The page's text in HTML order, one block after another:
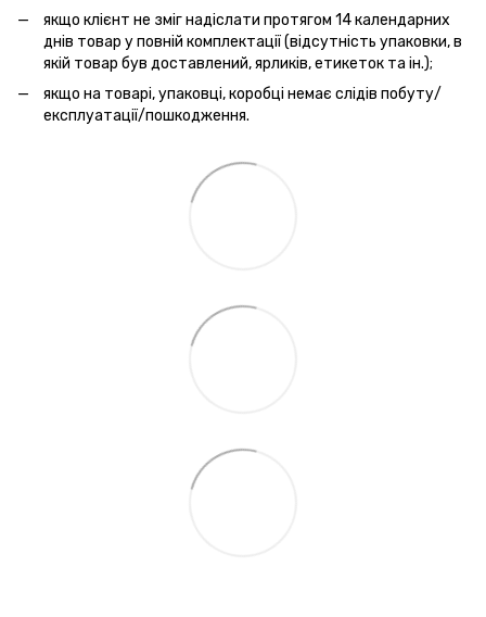
якщо клієнт не зміг надіслати протягом 14 календарних
днів товар у повній комплектації (відсутність упаковки, в
якій товар був доставлений, ярликів, етикеток та ін.);
якщо на товарі, упаковці, коробці немає слідів побуту/
експлуатації/пошкодження.